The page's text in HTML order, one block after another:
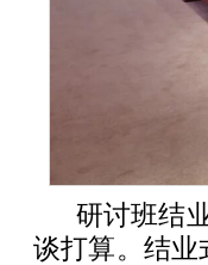
研讨班结
谈打算。结